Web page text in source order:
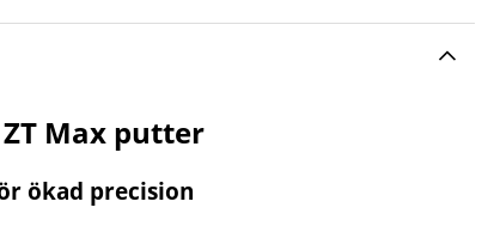
Max putter
ökad precision